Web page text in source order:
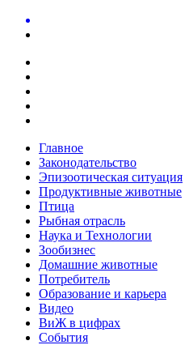
Главное
Законодательство
Эпизоотическая ситуация
Продуктивные животные
Птица
Рыбная отрасль
Наука и Технологии
Зообизнес
Домашние животные
Потребитель
Образование и карьера
Видео
ВиЖ в цифрах
События